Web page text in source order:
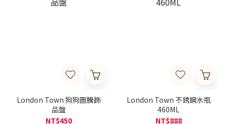
London Town 狗狗圖騰飾
品盤
NT$450
London Town 不銹鋼水瓶
460ML
NT$888